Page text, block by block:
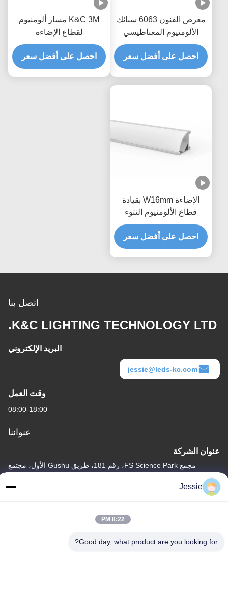
معرض الفنون 6063 سبائك
الألومنيوم المغناطيسي
الصمام الشخصي
احصل على أفضل سعر
K&C 3M مسار ألومنيوم
لقطاع الإضاءة
احصل على أفضل سعر
الإضاءة W16mm بقيادة
قطاع الألومنيوم النتوء
احصل على أفضل سعر
اتصل بنا
K&C LIGHTING TECHNOLOGY LTD.
البريد الإلكتروني
jessie@leds-kc.com
وقت العمل
08:00-18:00
عنواننا
عنوان الشركة
مجمع FS Science Park، رقم 181، طريق Gushu الأول، مجتمع
عنوان المصنع
Guxing، Xixiang، Baoan، شنتشن
هاتف
Jessie
8:22 PM
Good day, what product are you looking for?